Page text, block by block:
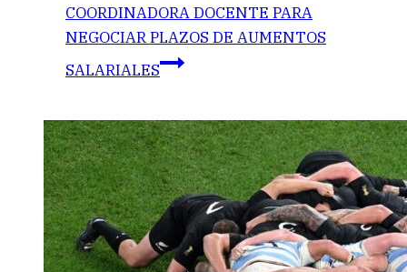
COORDINADORA DOCENTE PARA
NEGOCIAR PLAZOS DE AUMENTOS
SALARIALES